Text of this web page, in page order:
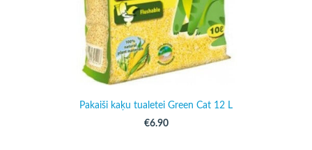
Pakaiši kaķu tualetei Green Cat 12 L
€6.90